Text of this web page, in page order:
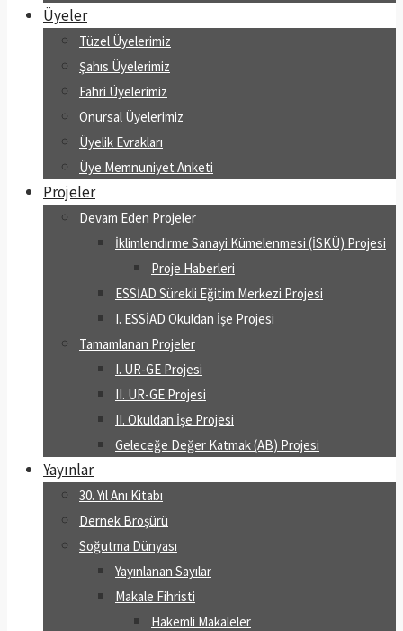
Üyeler
Tüzel Üyelerimiz
Şahıs Üyelerimiz
Fahri Üyelerimiz
Onursal Üyelerimiz
Üyelik Evrakları
Üye Memnuniyet Anketi
Projeler
Devam Eden Projeler
İklimlendirme Sanayi Kümelenmesi (İSKÜ) Projesi
Proje Haberleri
ESSİAD Sürekli Eğitim Merkezi Projesi
I. ESSİAD Okuldan İşe Projesi
Tamamlanan Projeler
I. UR-GE Projesi
II. UR-GE Projesi
II. Okuldan İşe Projesi
Geleceğe Değer Katmak (AB) Projesi
Yayınlar
30. Yıl Anı Kitabı
Dernek Broşürü
Soğutma Dünyası
Yayınlanan Sayılar
Makale Fihristi
Hakemli Makaleler